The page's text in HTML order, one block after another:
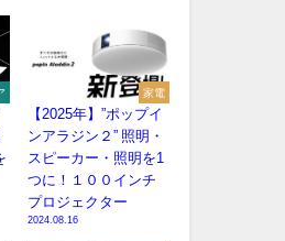
家電
【2025年】”ポップイ
ンアラジン２” 照明・
スピーカー・照明を1
つに！１００インチ
プロジェクター
2024.08.16